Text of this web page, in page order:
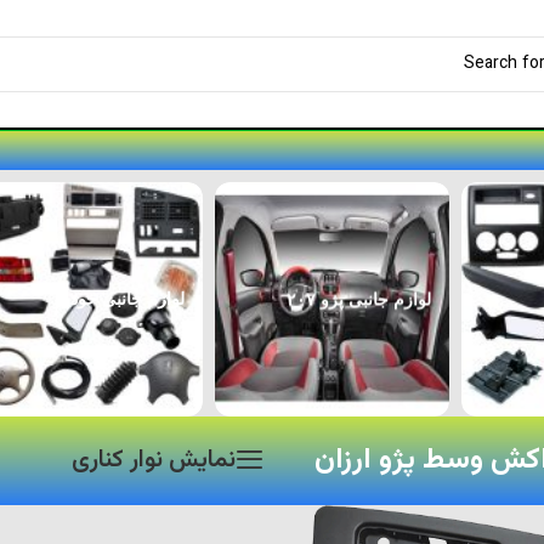
لوازم جانبی پژو ۲۰۷ لوازم جانبی خودرو
وسط پژو ارزان نمایش نوار کناری